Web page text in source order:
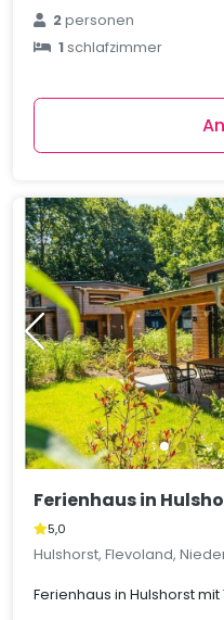
2personen
1schlafzimmer
Ferienhaus in
5,0
Hulshorst, Flevoland,
Ferienhaus in Hulshorst